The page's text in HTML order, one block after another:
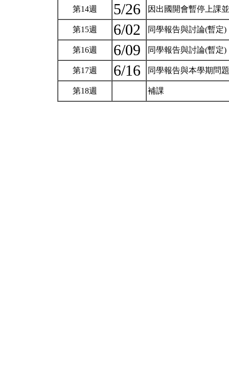
第14週 5/26 因出國開會暫停上課
第15週 6/02 同學報告與討論(暫定)
第16週 6/09 同學報告與討論(暫定)
第17週 6/16 同學報告與本學期問
第18週 補課